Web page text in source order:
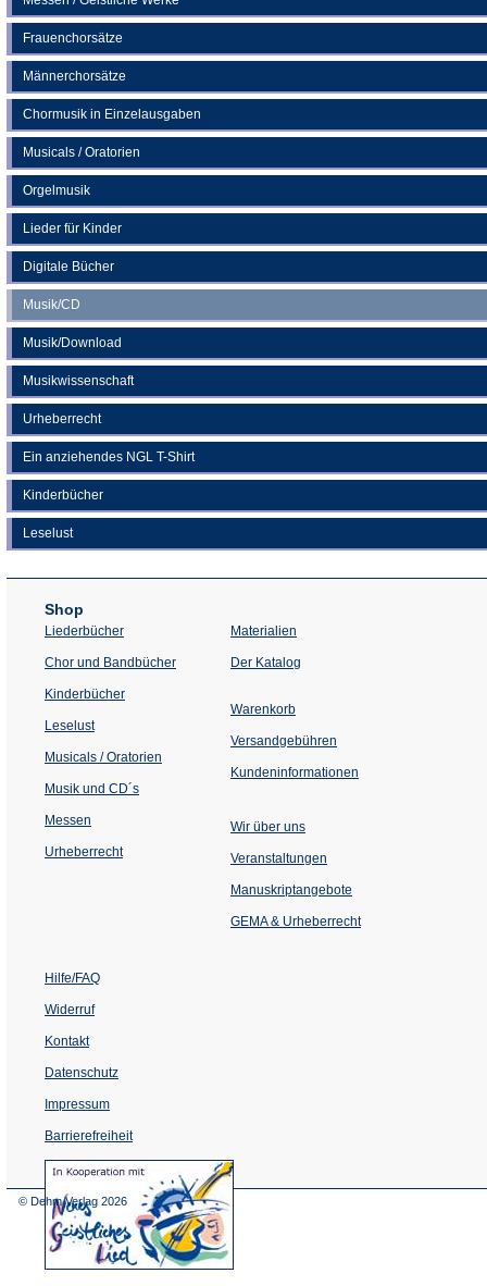
Frauenchorsätze
Männerchorsätze
Chormusik in Einzelausgaben
Musicals / Oratorien
Orgelmusik
Lieder für Kinder
Digitale Bücher
Musik/CD
Musik/Download
Musikwissenschaft
Urheberrecht
Ein anziehendes NGL T-Shirt
Kinderbücher
Leselust
Shop
Liederbücher
Chor und Bandbücher
Kinderbücher
Leselust
Musicals / Oratorien
Musik und CD´s
Messen
Urheberrecht
Materialien
Der Katalog
Warenkorb
Versandgebühren
Kundeninformationen
Wir über uns
Veranstaltungen
einem
Tab)
Manuskriptangebote
GEMA & Urheberrecht
Hilfe/FAQ
Widerruf
Kontakt
Datenschutz
Impressum
Barrierefreiheit
(Öffnet
in
© Dehm Verlag 2026